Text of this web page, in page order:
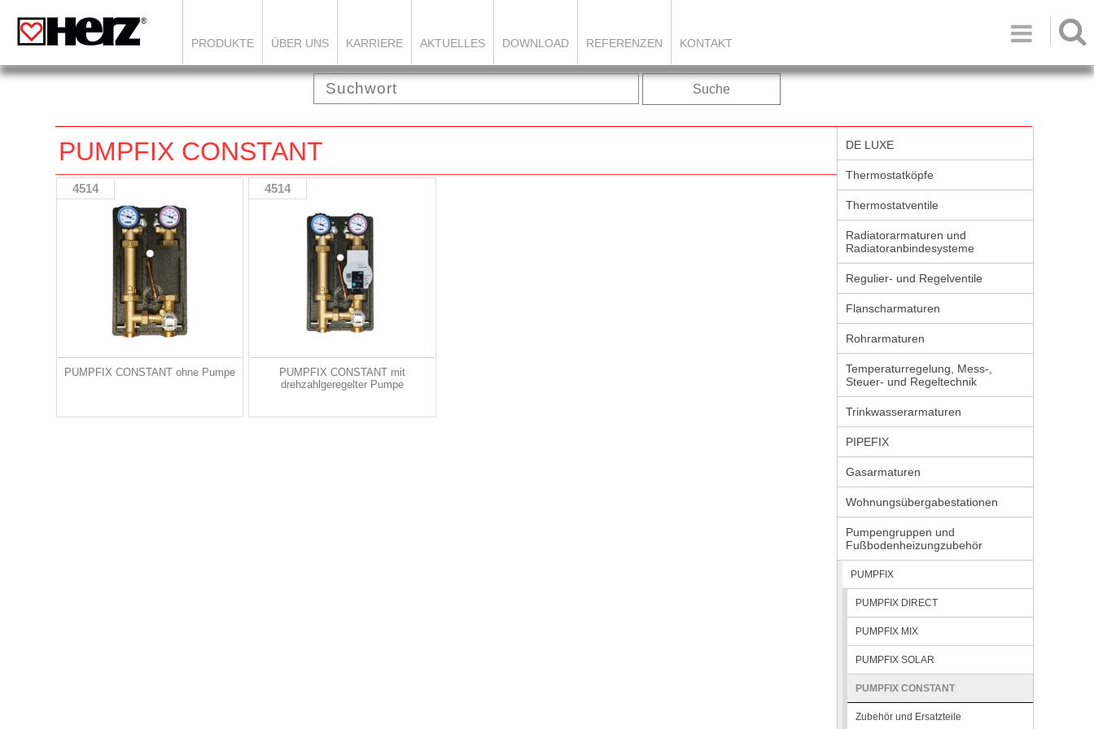

PRODUKTE ÜBER UNS KARRIERE AKTUELLES DOWNLOAD REFERENZEN KONTAKT
Suche
PUMPFIX CONSTANT
4514
PUMPFIX CONSTANT ohne Pumpe
4514
PUMPFIX CONSTANT mit
drehzahlgeregelter Pumpe
DE LUXE
Thermostatköpfe
Thermostatventile
Radiatorarmaturen und
Radiatoranbindesysteme
Regulier- und Regelventile
Flanscharmaturen
Rohrarmaturen
Temperaturregelung, Mess-,
Steuer- und Regeltechnik
Trinkwasserarmaturen
PIPEFIX
Gasarmaturen
Wohnungsübergabestationen
Pumpengruppen und
Fußbodenheizungzubehör
PUMPFIX
PUMPFIX DIRECT
PUMPFIX MIX
PUMPFIX SOLAR
PUMPFIX CONSTANT
Zubehör und Ersatzteile